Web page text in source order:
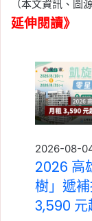
（本文資訊、圖
延伸閱讀》
2026-08-
2026 高
樹」遞
3,590 元